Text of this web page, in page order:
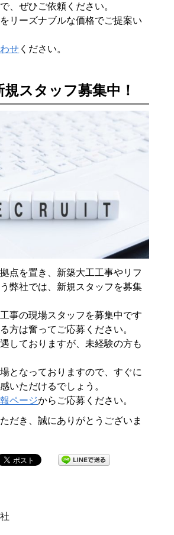
、ぜひご依頼ください。
リーズナブルな価格でご提案い
せ ください。
規スタッフ募集中！
点を置き、新築大工工事やリフ
弊社では、新規スタッフを募集
事の現場スタッフを募集中です
方は奮ってご応募ください。
しておりますが、未経験の方も
となっておりますので、すぐに
いただけるでしょう。
ページからご応募ください。
だき、誠にありがとうございま